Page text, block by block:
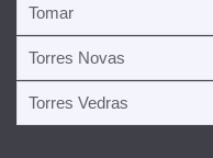
Tomar
Torres Novas
Torres Vedras